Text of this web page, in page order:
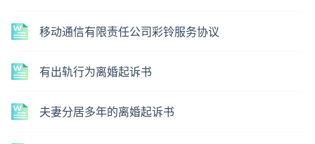
移动通信有限责任公司彩铃服务协议
有出轨行为离婚起诉书
夫妻分居多年的离婚起诉书